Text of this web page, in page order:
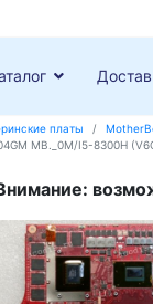
платы
MB._0M/I5-8300H